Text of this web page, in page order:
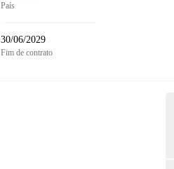
País
30/06/2029
Fim de contrato